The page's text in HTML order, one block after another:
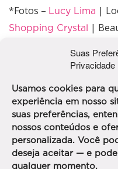
Suas
Privacidade
Usamos cookies para
experiência em nosso
suas preferências,
nossos conteúdos e
personalizada. Você
deseja aceitar — e
qualquer momento.
*Fotos – Lucy Lima |
Shopping Crystal |
COMPARTILHE